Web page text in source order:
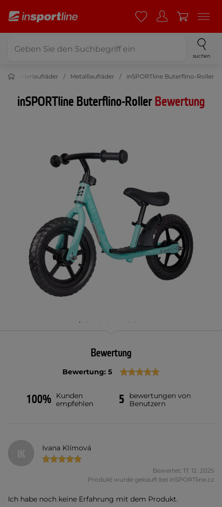
suchen
Kinderlaufräder Metalllaufräder inSPORTline Buterflino-Roller
inSPORTline Buterflino-RollerBewertung
Bewertung
Bewertung: 5
100%
Kunden
empfehlen
5
bewertungen von
Benutzern
IK Ivana Klímová
Bewertet: 17. 12. 2025
Produkt wurde gekauft bei inSPORTline.cz
Ich habe noch keine Erfahrung mit dem Produkt.